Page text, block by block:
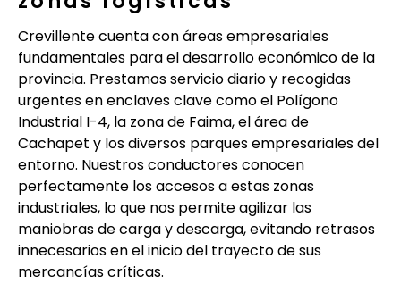
Crevillente cuenta con áreas empresariales
fundamentales para el desarrollo económico de la
provincia. Prestamos servicio diario y recogidas
urgentes en enclaves clave como el Polígono
Industrial I-4, la zona de Faima, el área de
Cachapet y los diversos parques empresariales del
entorno. Nuestros conductores conocen
perfectamente los accesos a estas zonas
industriales, lo que nos permite agilizar las
maniobras de carga y descarga, evitando retrasos
innecesarios en el inicio del trayecto de sus
mercancías críticas.